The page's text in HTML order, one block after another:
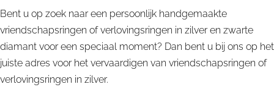
Bent u op zoek naar een persoonlijk handgemaakte
vriendschapsringen of verlovingsringen in zilver en zwarte
diamant voor een speciaal moment? Dan bent u bij ons op het
juiste adres voor het vervaardigen van vriendschapsringen of
verlovingsringen in zilver.